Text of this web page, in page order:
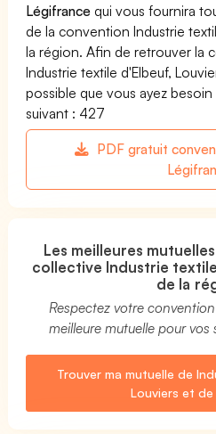
Légifrance qui vous fournira
de la convention Industrie
la région. Afin de retrouver la
Industrie textile d'Elbeuf,
possible que vous ayez
suivant : 427
PDF gratuit
Les meilleures
collective Industrie
de la
Respectez votre
meilleure mutuelle pour vos
Trouver ma mutuelle de
Louviers et